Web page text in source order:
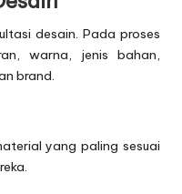
desain. Pada proses
warna, jenis bahan,
brand.
yang paling sesuai